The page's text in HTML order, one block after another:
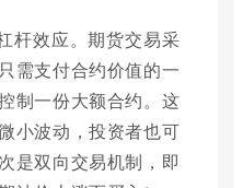
杆效应。期货交易采
需支付合约价值的一
制一份大额合约。这
小波动，投资者也可
是双向交易机制，即